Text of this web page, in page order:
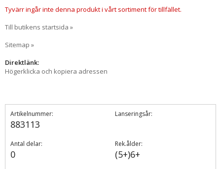
Tyvärr ingår inte denna produkt i vårt sortiment för tillfället.
Till butikens startsida »
Sitemap »
Direktlänk:
Högerklicka och kopiera adressen
Artikelnummer:
883113
Lanseringsår:
Antal delar:
0
Rek.ålder:
(5+)6+